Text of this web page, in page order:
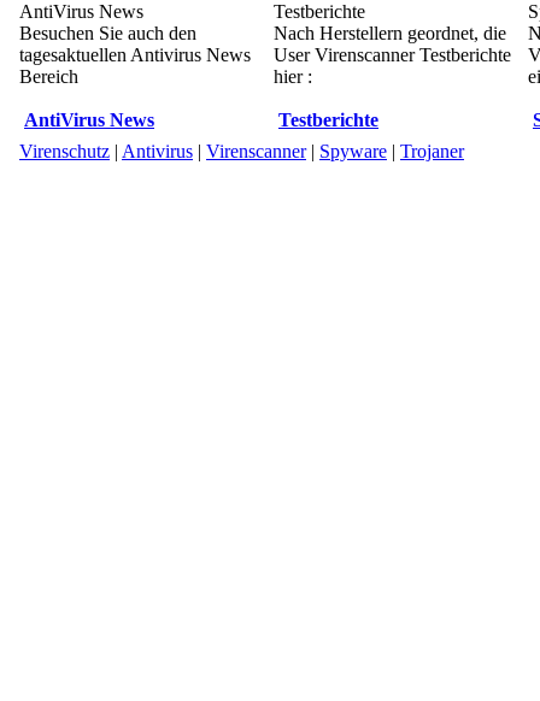
AntiVirus News
Besuchen Sie auch den
tagesaktuellen Antivirus News
Bereich
AntiVirus News
Testberichte
Nach Herstellern geordnet, die
User Virenscanner Testberichte
hier :
Testberichte
Virenschutz | Antivirus | Virenscanner| Spyware | Trojaner